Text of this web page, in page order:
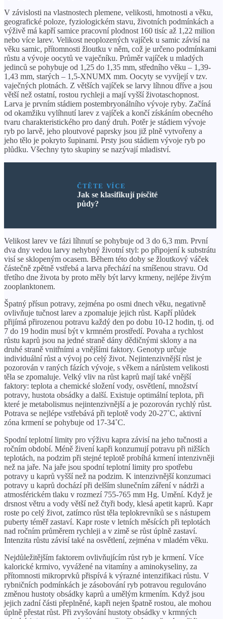
V závislosti na vlastnostech plemene, velikosti, hmotnosti a věku,
geografické poloze, fyziologickém stavu, životních podmínkách a
výživě má ​​kapří samice pracovní plodnost 160 tisíc až 1,22 milion
nebo více larev. Velikost neoplozených vajíček u samic závisí na
věku samic, přítomnosti žloutku v něm, což je určeno podmínkami
růstu a vývoje oocytů ve vaječníku. Průměr vajíček u mladých
jedinců se pohybuje od 1,25 do 1,35 mm, středního věku – 1,39-
1,43 mm, starých – 1,5-XNUMX mm. Oocyty se vyvíjejí v tzv.
vaječných plotnách. Z větších vajíček se larvy líhnou dříve a jsou
větší než ostatní, rostou rychleji a mají vyšší životaschopnost.
Larva je prvním stádiem postembryonálního vývoje ryby. Začíná
od okamžiku vylíhnutí larev z vajíček a končí získáním obecného
tvaru charakteristického pro daný druh. Potěr je stádiem vývoje
ryb po larvě, jeho ploutvové paprsky jsou již plně vytvořeny a
jeho tělo je pokryto šupinami. Prsty jsou stádiem vývoje ryb po
plůdku. Všechny tyto skupiny se nazývají mladiství.
ČTĚTE VÍCE
Jak se klasifikují písčité
půdy?
Velikost larev ve fázi líhnutí se pohybuje od 3 do 6,3 mm. První
dva dny vedou larvy nehybný životní styl: po připojení k substrátu
visí se sklopeným ocasem. Během této doby se žloutkový váček
částečně zpětně vstřebá a larva přechází na smíšenou stravu. Od
třetího dne života by proto měly být larvy krmeny, nejlépe živým
zooplanktonem.
Špatný přísun potravy, zejména po osmi dnech věku, negativně
ovlivňuje tučnost larev a zpomaluje jejich růst. Kapří plůdek
přijímá přirozenou potravu každý den po dobu 10-12 hodin, tj. od
7 do 19 hodin musí být v krmném prostředí. Povaha a rychlost
růstu kaprů jsou na jedné straně dány dědičnými sklony a na
druhé straně vnitřními a vnějšími faktory. Genotyp určuje
individuální růst a vývoj po celý život. Nejintenzivnější růst je
pozorován v raných fázích vývoje, s věkem a nárůstem velikosti
těla se zpomaluje. Velký vliv na růst kaprů mají také vnější
faktory: teplota a chemické složení vody, osvětlení, množství
potravy, hustota obsádky a další. Existuje optimální teplota, při
které je metabolismus nejintenzivnější a je pozorován rychlý růst.
Potrava se nejlépe vstřebává při teplotě vody 20-27˚C, aktivní
zóna krmení se pohybuje od 17-34˚C.
Spodní teplotní limity pro výživu kapra závisí na jeho tučnosti a
ročním období. Méně živení kapři konzumují potravu při nižších
teplotách, na podzim při stejné teplotě probíhá krmení intenzivněji
než na jaře. Na jaře jsou spodní teplotní limity pro spotřebu
potravy u kaprů vyšší než na podzim. K intenzivnější konzumaci
potravy u kaprů dochází při delším slunečním záření v nádrži a
atmosférickém tlaku v rozmezí 755-765 mm Hg. Umění. Když je
drsnost větru a vody větší než čtyři body, klesá apetit kaprů. Kapr
roste po celý život, zatímco růst těla teplokrevníků se s nástupem
puberty téměř zastaví. Kapr roste v letních měsících při teplotách
nad ročním průměrem rychleji a v zimě se růst úplně zastaví.
Intenzita růstu závisí také na osvětlení, zejména v mladém věku.
Nejdůležitějším faktorem ovlivňujícím růst ryb je krmení. Více
kalorické krmivo, vyvážené na vitamíny a aminokyseliny, za
přítomnosti mikroprvků přispívá k výrazné intenzifikaci růstu. V
rybničních podmínkách je zásobování ryb potravou regulováno
změnou hustoty obsádky kaprů a umělým krmením. Když jsou
jejich zadní části přeplněné, kapři nejen špatně rostou, ale mohou
úplně přestat růst. Při zvyšování hustoty obsádky v krmných